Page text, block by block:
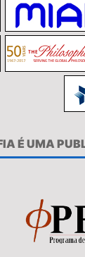
É UMA